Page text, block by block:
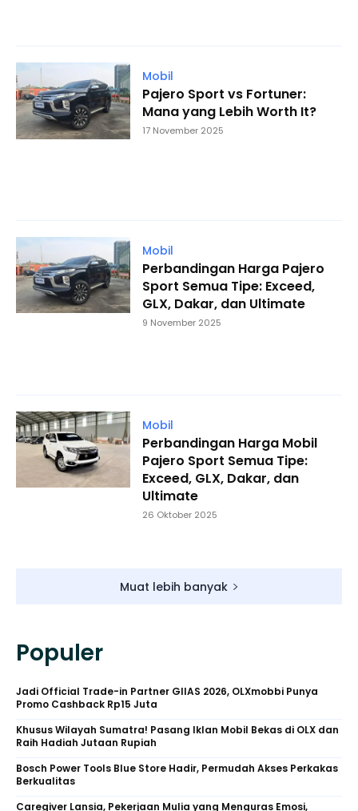
Mobil
Pajero Sport vs Fortuner:
Mana yang Lebih Worth It?
17 November 2025
Mobil
Perbandingan Harga Pajero
Sport Semua Tipe: Exceed,
GLX, Dakar, dan Ultimate
9 November 2025
Mobil
Perbandingan Harga Mobil
Pajero Sport Semua Tipe:
Exceed, GLX, Dakar, dan
Ultimate
26 Oktober 2025
Muat lebih banyak
Populer
Jadi Official Trade-in Partner GIIAS 2026, OLXmobbi Punya
Promo Cashback Rp15 Juta
Khusus Wilayah Sumatra! Pasang Iklan Mobil Bekas di OLX dan
Raih Hadiah Jutaan Rupiah
Bosch Power Tools Blue Store Hadir, Permudah Akses Perkakas
Berkualitas
Caregiver Lansia, Pekerjaan Mulia yang Menguras Emosi,